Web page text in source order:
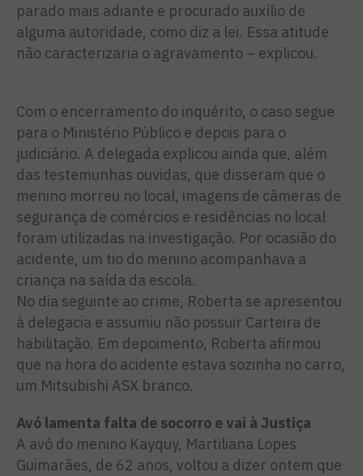
parado mais adiante e procurado auxílio de
alguma autoridade, como diz a lei. Essa atitude
não caracterizaria o agravamento – explicou.
Com o encerramento do inquérito, o caso segue
para o Ministério Público e depois para o
judiciário. A delegada explicou ainda que, além
das testemunhas ouvidas, que disseram que o
menino morreu no local, imagens de câmeras de
segurança de comércios e residências no local
foram utilizadas na investigação. Por ocasião do
acidente, um tio do menino acompanhava a
criança na saída da escola.
No dia seguinte ao crime, Roberta se apresentou
à delegacia e assumiu não possuir Carteira de
habilitação. Em depoimento, Roberta afirmou
que na hora do acidente estava sozinha no carro,
um Mitsubishi ASX branco.
Avó lamenta falta de socorro e vai à Justiça
A avó do menino Kayquy, Martiliana Lopes
Guimarães, de 62 anos, voltou a dizer ontem que